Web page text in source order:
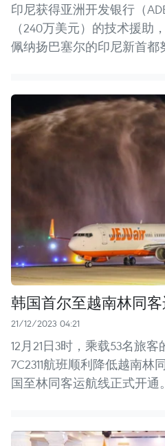
印尼获得亚洲开发银行（
（240万美元）的技术援助
佩纳扬巴塞尔的印尼新首都
韩国首尔至越南林同
21/12/2023 04:21
12月21日3时，乘载53名旅
7C2311航班顺利降低越南
国至林同客运航线正式开通。